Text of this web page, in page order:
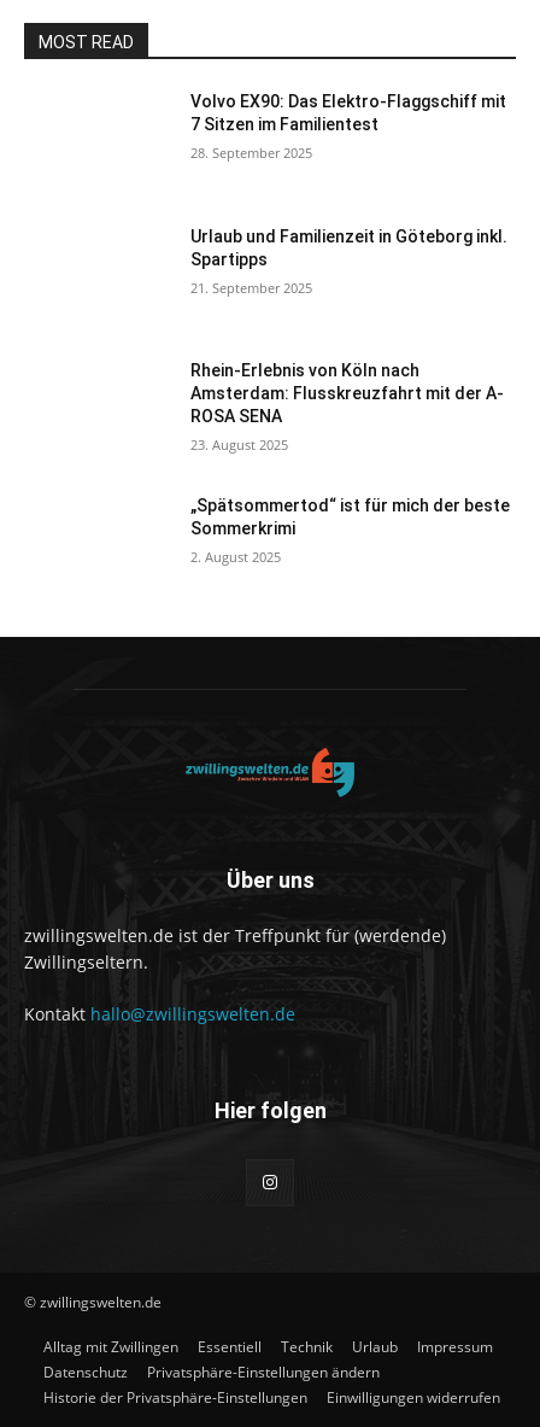
MOST READ
Volvo EX90: Das Elektro-Flaggschiff mit
7 Sitzen im Familientest
28. September 2025
Urlaub und Familienzeit in Göteborg inkl.
Spartipps
21. September 2025
Rhein-Erlebnis von Köln nach
Amsterdam: Flusskreuzfahrt mit der A-
ROSA SENA
23. August 2025
„Spätsommertod“ ist für mich der beste
Sommerkrimi
2. August 2025
Über uns
zwillingswelten.de ist der Treffpunkt für (werdende)
Zwillingseltern.
Kontakt hallo@zwillingswelten.de
Hier folgen
© zwillingswelten.de
Alltag mit Zwillingen Essentiell Technik Urlaub
Impressum
Datenschutz
Privatsphäre-Einstellungen ändern
Historie der Privatsphäre-Einstellungen
Einwilligungen widerrufen